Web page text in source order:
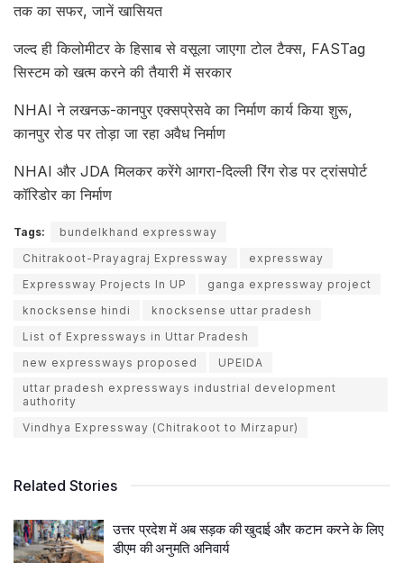
तक का सफर, जानें खासियत
जल्द ही किलोमीटर के हिसाब से वसूला जाएगा टोल टैक्स, FASTag
सिस्टम को खत्म करने की तैयारी में सरकार
NHAI ने लखनऊ-कानपुर एक्सप्रेसवे का निर्माण कार्य किया शुरू,
कानपुर रोड पर तोड़ा जा रहा अवैध निर्माण
NHAI और JDA मिलकर करेंगे आगरा-दिल्ली रिंग रोड पर ट्रांसपोर्ट
कॉरिडोर का निर्माण
Tags:
bundelkhand expressway
Chitrakoot-Prayagraj Expressway
expressway
Expressway Projects In UP
ganga expressway project
knocksense hindi
knocksense uttar pradesh
List of Expressways in Uttar Pradesh
new expressways proposed
UPEIDA
uttar pradesh expressways industrial development
authority
Vindhya Expressway (Chitrakoot to Mirzapur)
Related Stories
उत्तर प्रदेश में अब सड़क की खुदाई और कटान करने के लिए
डीएम की अनुमति अनिवार्य